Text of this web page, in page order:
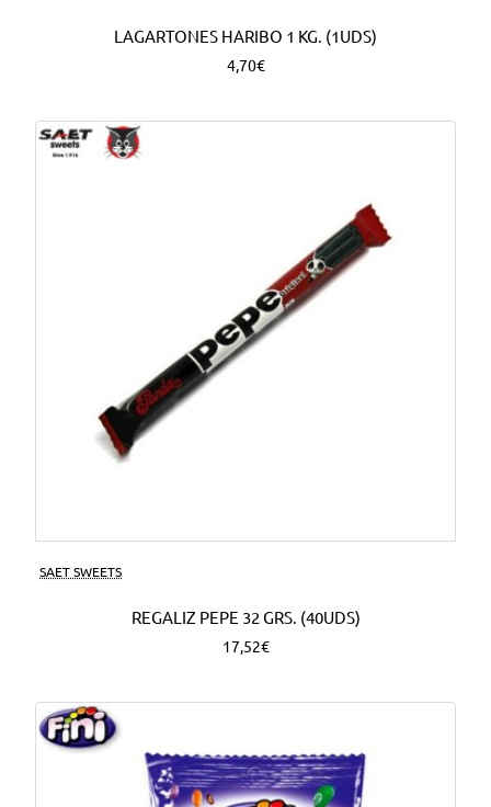
LAGARTONES HARIBO 1 KG. (1UDS)
4,70€
SAET SWEETS
REGALIZ PEPE 32 GRS. (40UDS)
17,52€